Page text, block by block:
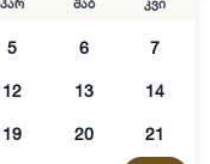
პარ შაბ კვი
5 6 7
12 13 14
19 20 21